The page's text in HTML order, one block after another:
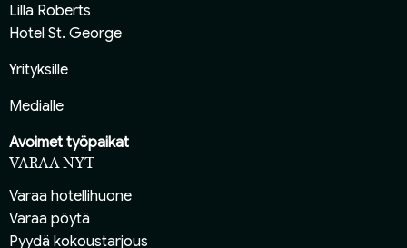
Lilla Roberts
Hotel St. George
Yrityksille
Medialle
Avoimet työpaikat
VARAA NYT
Varaa hotellihuone
Varaa pöytä
Pyydä kokoustarjous